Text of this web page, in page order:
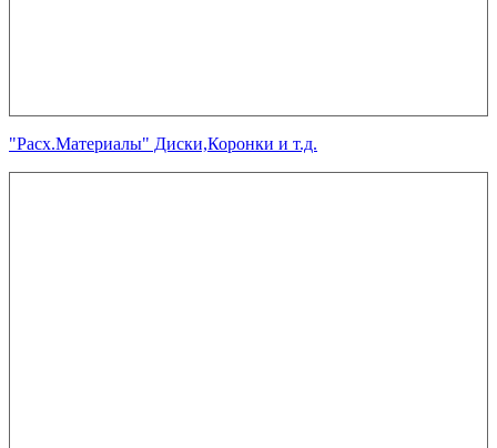
"Расх.Материалы" Диски,Коронки и т.д.